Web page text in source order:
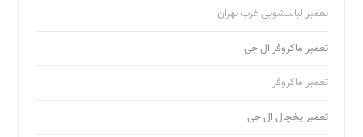
تعمیر لباسشویی غرب تهران
تعمیر ماکروفر ال جی
تعمیر ماکروفر
تعمیر یخچال ال جی